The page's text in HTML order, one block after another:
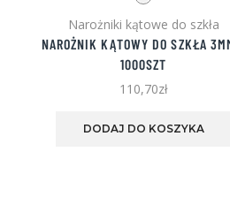
Narożniki kątowe do szkła
NAROŻNIK KĄTOWY DO SZKŁA
1000SZT
110,70zł
DODAJ DO KOSZYKA